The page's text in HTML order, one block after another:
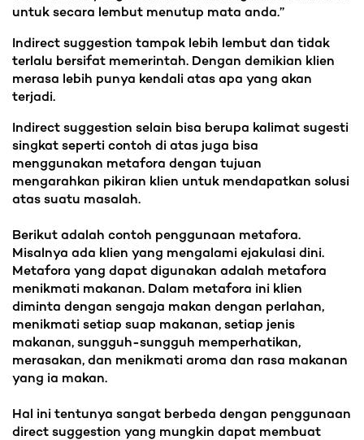
untuk secara lembut menutup mata anda.”
Indirect suggestion tampak lebih lembut dan tidak
terlalu bersifat memerintah. Dengan demikian klien
merasa lebih punya kendali atas apa yang akan
terjadi.
Indirect suggestion selain bisa berupa kalimat sugesti
singkat seperti contoh di atas juga bisa
menggunakan metafora dengan tujuan
mengarahkan pikiran klien untuk mendapatkan solusi
atas suatu masalah.
Berikut adalah contoh penggunaan metafora.
Misalnya ada klien yang mengalami ejakulasi dini.
Metafora yang dapat digunakan adalah metafora
menikmati makanan. Dalam metafora ini klien
diminta dengan sengaja makan dengan perlahan,
menikmati setiap suap makanan, setiap jenis
makanan, sungguh-sungguh memperhatikan,
merasakan, dan menikmati aroma dan rasa makanan
yang ia makan.
Hal ini tentunya sangat berbeda dengan penggunaan
direct suggestion yang mungkin dapat membuat